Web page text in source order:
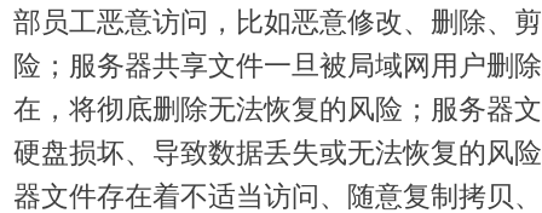
部员工恶意访问，比如恶意修改、删除、
险； 服务器共享文件一旦被局域网用户删
在，将彻底删除无法恢复的风险； 服务器
硬盘损坏、导致数据丢失或无法恢复的风
器文件存在着不适当访问、随意复制拷贝